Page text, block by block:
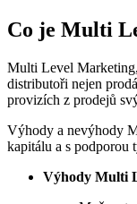
Co⁢ je Multi
Multi Level
distributoři nejen
provizích​ z prodejů
Výhody a nevýhody⁤
kapitálu a s podporou
Výhody Multi